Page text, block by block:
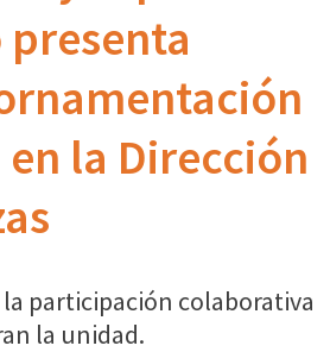
la Dirección
participación colaborativa
la unidad.